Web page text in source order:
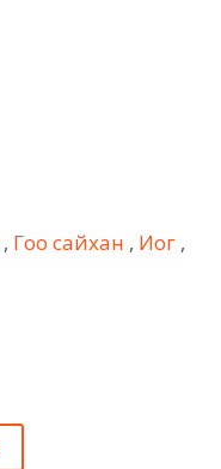
, Гоо сайхан , Иог ,